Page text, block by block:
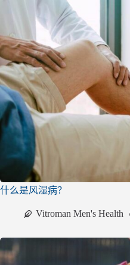
什么是风湿病？
Vitroman Men's Health